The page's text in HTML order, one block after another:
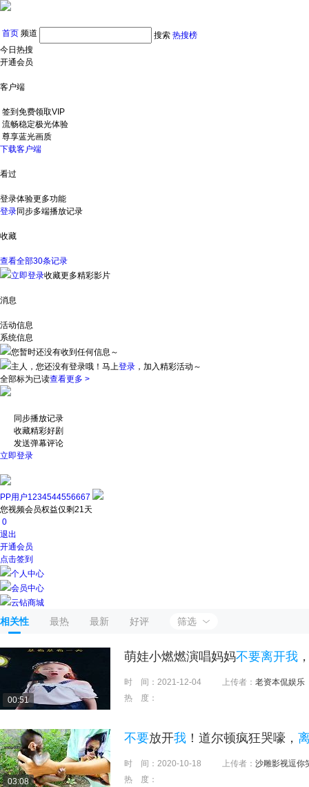
首页 频道 搜索 热搜榜
今日热搜
开通会员
客户端
签到免费领取VIP
流畅稳定极光体验
尊享蓝光画质
下载客户端
看过
登录体验更多功能
登录同步多端播放记录
收藏
查看全部30条记录
立即登录收藏更多精彩影片
消息
活动信息
系统信息
您暂时还没有收到任何信息～
主人，您还没有登录哦！ 马上登录 ，加入精彩活动～
全部标为已读查看更多 >
同步播放记录
收藏精彩好剧
发送弹幕评论
立即登录
PP用户1234544556667
您视频会员权益仅剩21天
0
退出
开通会员
点击签到
个人中心
会员中心
云钻商城
相关性 最热 最新 好评 筛选
00:51
萌娃小燃燃演唱妈妈不要离开我
时 间： 2021-12-04 上传者： 老资本侃娱乐
热 度：
03:08
不要放开我 ！道尔顿疯狂哭嚎，
时 间： 2020-10-18 上传者： 沙雕影视逗你
热 度：